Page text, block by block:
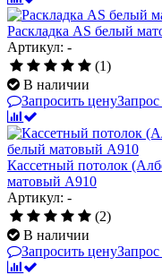
Раскладка AS белый
Артикул: -
(1)
В наличии
Запросить цену
Кассетный потолок
матовый А910
Артикул: -
(2)
В наличии
Запросить цену